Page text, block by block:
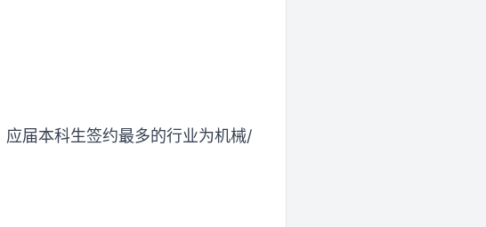
届本科生签约最多的行业为机械/